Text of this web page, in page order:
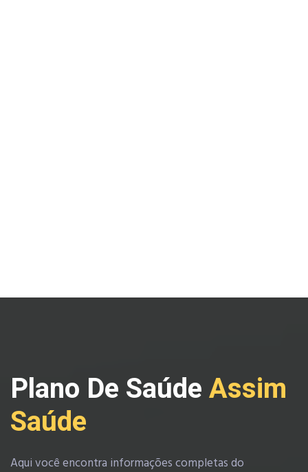
Plano De SaúdeAssim
Saúde
Aqui você encontra informações completas do